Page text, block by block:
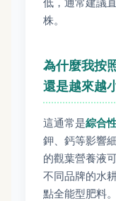
株。
為什麼我按
還是越來越
這通常是綜合
鉀、鈣等影響
的觀葉營養液
不同品牌的水
點全能型肥料